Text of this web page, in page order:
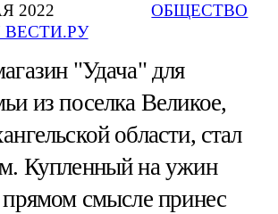
2022
ОБЩЕСТВО
"Удача" для
из поселка Великое,
области, стал
Купленный на ужин
прямом смысле принес